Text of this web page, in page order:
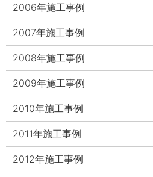
2006年施工事例
2007年施工事例
2008年施工事例
2009年施工事例
2010年施工事例
2011年施工事例
2012年施工事例